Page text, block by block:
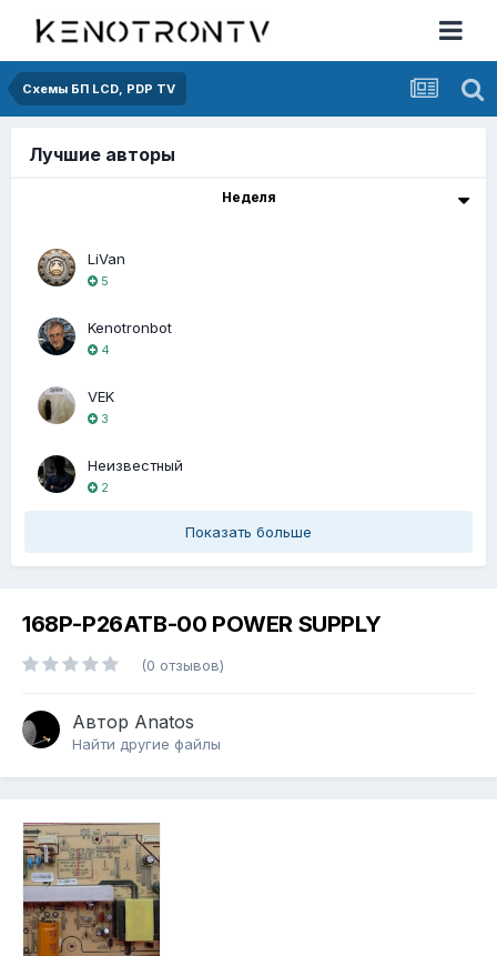
Схемы БП LCD, PDP TV
Лучшие авторы
Неделя
LiVan
5
Kenotronbot
4
VEK
3
Неизвестный
2
Показать больше
168P-P26ATB-00 POWER SUPPLY
(0 отзывов)
Автор Anatos
Найти другие файлы